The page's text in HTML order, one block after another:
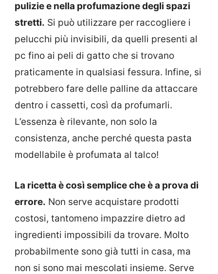
pulizie e nella profumazione degli spazi
stretti. Si può utilizzare per raccogliere i
pelucchi più invisibili, da quelli presenti al
pc fino ai peli di gatto che si trovano
praticamente in qualsiasi fessura. Infine, si
potrebbero fare delle palline da attaccare
dentro i cassetti, così da profumarli.
L’essenza è rilevante, non solo la
consistenza, anche perché questa pasta
modellabile è profumata al talco!
La ricetta è così semplice che è a prova di
errore. Non serve acquistare prodotti
costosi, tantomeno impazzire dietro ad
ingredienti impossibili da trovare. Molto
probabilmente sono già tutti in casa, ma
non si sono mai mescolati insieme. Serve